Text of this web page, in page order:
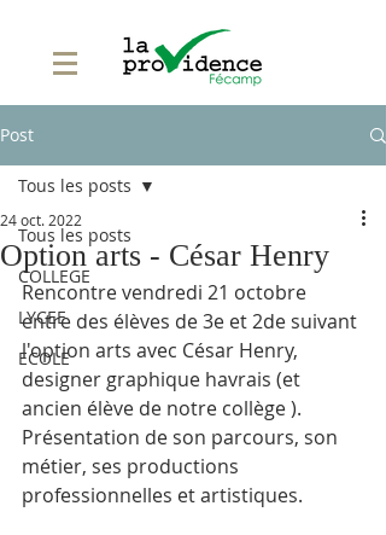
Post
Tous les posts
COLLEGE
LYCEE
ECOLE
Tous les posts
Option arts - César Henry
24 oct. 2022
Rencontre vendredi 21 octobre
entre des élèves de 3e et 2de suivant
l'option arts avec César Henry,
designer graphique havrais (et
ancien élève de notre collège ).
Présentation de son parcours, son
métier, ses productions
professionnelles et artistiques.